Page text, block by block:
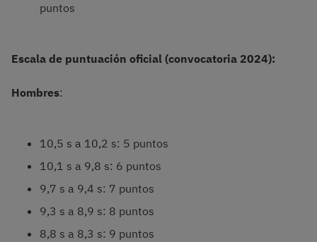
puntos
Escala de puntuación oficial (convocatoria 2024):
Hombres:
10,5 s a 10,2 s: 5 puntos
10,1 s a 9,8 s: 6 puntos
9,7 s a 9,4 s: 7 puntos
9,3 s a 8,9 s: 8 puntos
8,8 s a 8,3 s: 9 puntos